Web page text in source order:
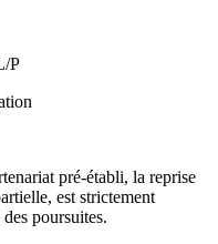
P
pré-établi, la reprise
est strictement
poursuites.